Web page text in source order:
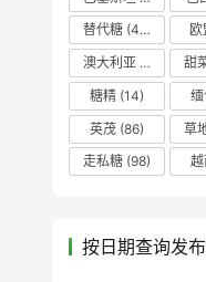
替代糖 (48) 欧
澳大利亚
甜
糖精 (14) 缅
英茂 (86)
走私糖 (98)
按日期查询发